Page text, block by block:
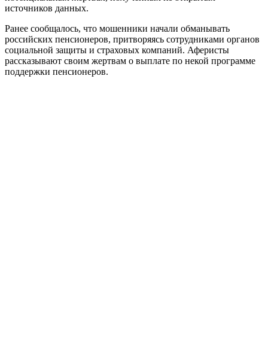
источников данных.
Ранее сообщалось, что мошенники начали обманывать
российских пенсионеров, притворяясь сотрудниками органов
социальной защиты и страховых компаний. Аферисты
рассказывают своим жертвам о выплате по некой программе
поддержки пенсионеров.